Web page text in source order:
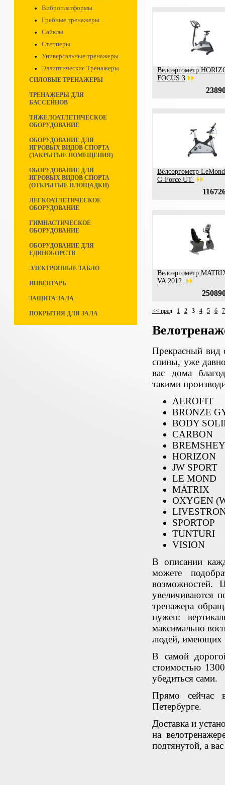
Виброплатформы
Гребные тренажеры
Сайклы
Степперы
Универсальные тренажеры
Эллиптические Тренажеры
СИЛОВЫЕ ТРЕНАЖЕРЫ
ТРЕНАЖЕРЫ ДЛЯ
БАССЕЙНОВ
ТЯЖЕЛОАТЛЕТИЧЕСКОЕ
ОБОРУДОВАНИЕ
ОБОРУДОВАНИЕ ДЛЯ
ИГРОВЫХ ВИДОВ СПОРТА
(ЗАКРЫТЫЕ ПОМЕЩЕНИЯ)
ОБОРУДОВАНИЕ ДЛЯ
ИГРОВЫХ ВИДОВ СПОРТА
(ОТКРЫТЫЕ ПЛОЩАДКИ)
ЛЕГКОАТЛЕТИЧЕСКОЕ
ОБОРУДОВАНИЕ
ГИМНАСТИЧЕСКОЕ
ОБОРУДОВАНИЕ
ОБОРУДОВАНИЕ ДЛЯ
ЕДИНОБОРСТВ
ЭЛЕКТРОННЫЕ ТАБЛО
ИНВЕНТАРЬ
ЗАЩИТА ЗАЛА
ПОКРЫТИЯ ДЛЯ ЗАЛА
Велоэргометр
FOCUS 3
Велоэргометр
G-Force UT
Велоэргометр
VA 2012
<< пред 1 2 3 4 5 6 7
Прекрасный вид
спины, уже
вас дома
такими
AEROFIT
BRONZE
BODY
CARBON
BREMSHEY
HORIZON
JW SPORT
LE MOND
MATRIX
OXYGEN
SPORTOP
TUNTURI
VISION
В описании
можете
возможностей.
увеличиваются
тренажера
нужен:
максимально
людей, имеющих
В самой
стоимостью
убедиться сами.
Прямо сейчас
Петербурге.
Доставка и
на
подтянутой, а